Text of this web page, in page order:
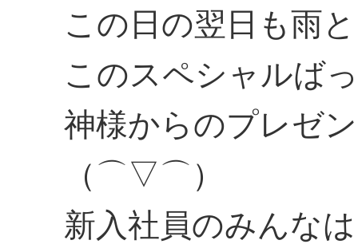
この日の翌日も雨
このスペシャルば
神様からのプレゼ
（⌒▽⌒）
新入社員のみんな